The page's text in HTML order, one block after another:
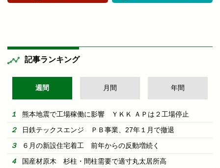
記事ランキング
週間 月間 年間
熊本地震で工場稼働に影響 ＹＫＫ ＡＰは２工場停止
日鉄テックスエンジ ＰＢ事業、27年１月で撤退
６月の新設住宅着工 前年からの反動増続く
国産材原木 杉柱・間柱需要で適寸丸太居所高